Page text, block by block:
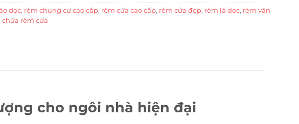
dọc, rèm chung cư cao cấp, rèm cửa cao cấp, rèm cửa đẹp, rèm lá dọc, rèm văn
chửa rèm cửa
cho ngôi nhà hiện đại